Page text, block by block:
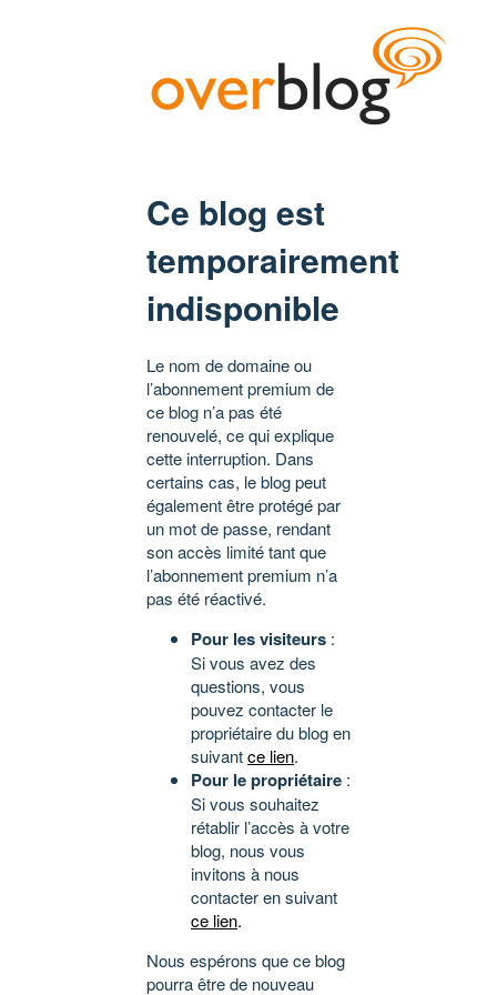
Ce blog est
temporairement
indisponible
Le nom de domaine ou
l’abonnement premium de
ce blog n’a pas été
renouvelé, ce qui explique
cette interruption. Dans
certains cas, le blog peut
également être protégé par
un mot de passe, rendant
son accès limité tant que
l’abonnement premium n’a
pas été réactivé.
Pour les visiteurs :
Si vous avez des
questions, vous
pouvez contacter le
propriétaire du blog en
suivantce lien.
Pour le propriétaire :
Si vous souhaitez
rétablir l’accès à votre
blog, nous vous
invitons à nous
contacter en suivant
ce lien.
Nous espérons que ce blog
pourra être de nouveau